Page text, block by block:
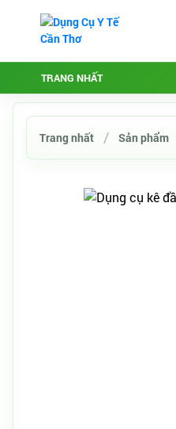
TRANG NHẤT
Trang nhất Sản phẩm